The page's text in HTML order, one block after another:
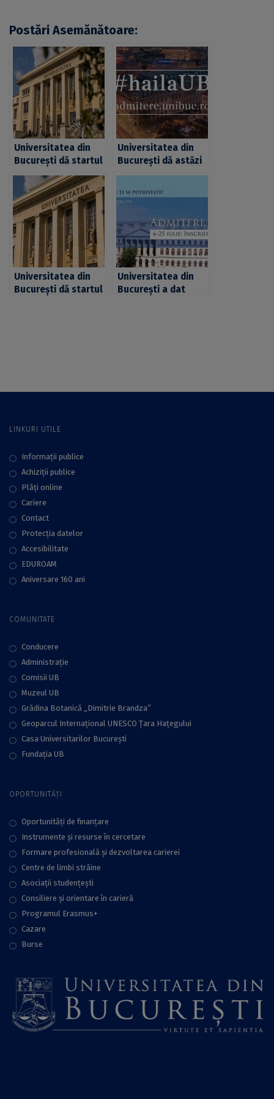
Postări Asemănătoare:
Universitatea din
București dă startul
înscrierilor pentru
admiterea din
sesiunea iulie la
cele 19 facultăți
Universitatea din
București dă astăzi
startul înscrierilor
2020 la cele 19
Universitatea din
București dă startul
Universitatea din
București a dat
LINKURI UTILE
Informații publice
Achiziții publice
Plăţi online
Cariere
Contact
Protecţia datelor
Accesibilitate
EDUROAM
Aniversare 160 ani
COMUNITATE
Conducere
Administraţie
Comisii UB
Muzeul UB
Grădina Botanică „Dimitrie Brandza”
Geoparcul Internațional UNESCO Țara Hațegului
Casa Universitarilor București
Fundaţia UB
OPORTUNITĂȚI
Oportunități de finanțare
Instrumente și resurse în cercetare
Formare profesională și dezvoltarea carierei
Centre de limbi străine
Asociații studențești
Consiliere şi orientare în carieră
Programul Erasmus+
Cazare
Burse